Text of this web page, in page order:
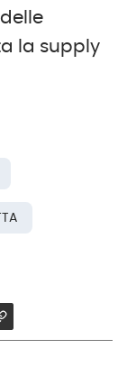
la supply